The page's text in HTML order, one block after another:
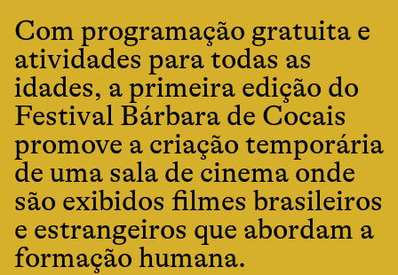
Com programação gratuita e
atividades para todas as
idades, a primeira edição do
Festival Bárbara de Cocais
promove a criação temporária
de uma sala de cinema onde
são exibidos filmes brasileiros
e estrangeiros que abordam a
formação humana.